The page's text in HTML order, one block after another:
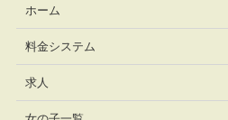
ホーム
料金システム
求人